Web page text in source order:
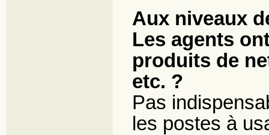
Aux niveaux
Les agents
produits de
etc. ?
Pas
les postes à